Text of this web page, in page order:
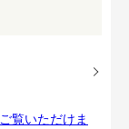
覧いただけま